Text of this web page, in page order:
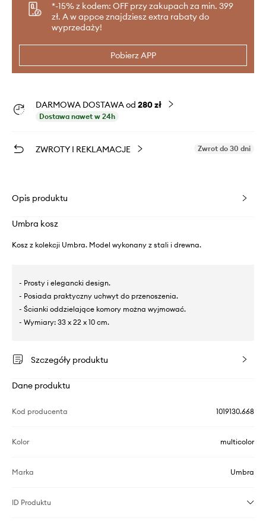
*-15% z kodem: OFF przy zakupach za min. 399
zł. A w appce znajdziesz extra rabaty do
wyprzedaży!
Pobierz APP
DARMOWA DOSTAWA od 280 zł
Dostawa nawet w 24h
ZWROTY I REKLAMACJE Zwrot do 30 dni
Opis produktu
Umbra kosz
Kosz z kolekcji Umbra. Model wykonany z stali i drewna.
- Prosty i elegancki design.
- Posiada praktyczny uchwyt do przenoszenia.
- Ścianki oddzielające komory można wyjmować.
- Wymiary: 33 x 22 x 10 cm.
Szczegóły produktu
Dane produktu
Kod producenta 1019130.668
Kolor multicolor
Marka Umbra
ID Produktu